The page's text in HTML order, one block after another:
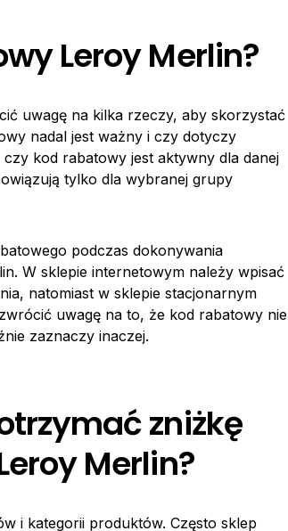
Leroy Merlin?
uwagę na kilka rzeczy, aby skorzystać
nadal jest ważny i czy dotyczy
kod rabatowy jest aktywny dla danej
tylko dla wybranej grupy
podczas dokonywania
W sklepie internetowym należy wpisać
natomiast w sklepie stacjonarnym
uwagę na to, że kod rabatowy nie
zaznaczy inaczej.
zniżkę
Merlin?
i kategorii produktów. Często sklep